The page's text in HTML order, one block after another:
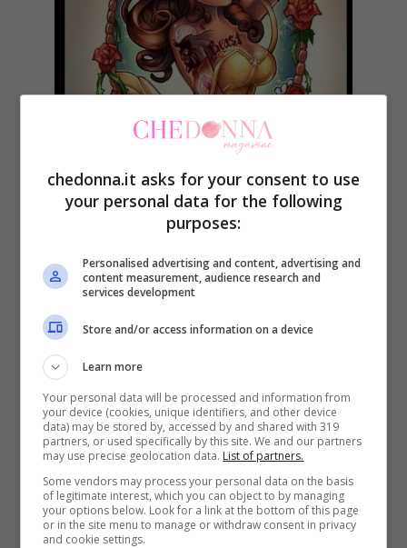
chedonna.it asks for your consent to use
your personal data for the following
purposes:
Personalised advertising and content, advertising and
content measurement, audience research and
services development
Store and/or access information on a device
Learn more
Your personal data will be processed and information from
your device (cookies, unique identifiers, and other device
data) may be stored by, accessed by and shared with 319
partners, or used specifically by this site. We and our partners
may use precise geolocation data. List of partners.
Some vendors may process your personal data on the basis
of legitimate interest, which you can object to by managing
your options below. Look for a link at the bottom of this page
or in the site menu to manage or withdraw consent in privacy
and cookie settings.